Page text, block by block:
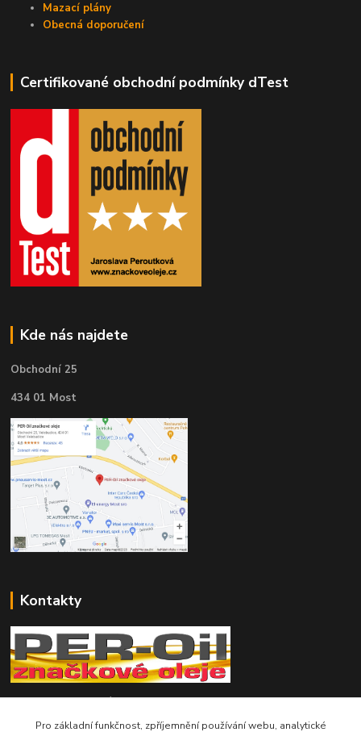
Mazací plány
Obecná doporučení
Certifikované obchodní podmínky dTest
Kde nás najdete
Obchodní 25
434 01 Most
Kontakty
Telefon pro technické dotazy: 775 113 255
Pro základní funkčnost, zpříjemnění používání webu, analytické